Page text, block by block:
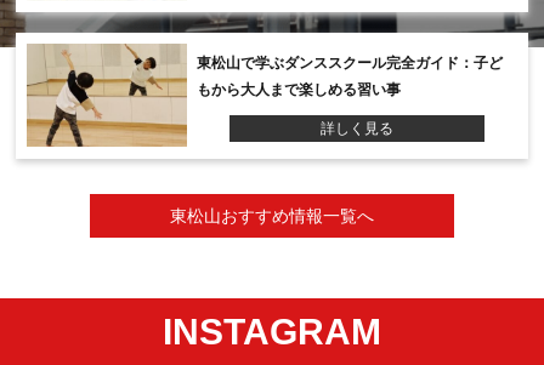
東松山で学ぶダンススクール完全ガイド：子ど
もから大人まで楽しめる習い事
詳しく見る
東松山おすすめ情報一覧へ
INSTAGRAM